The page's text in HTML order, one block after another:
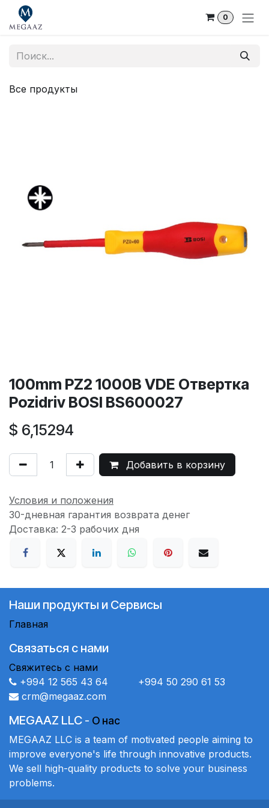
Skip to Content
0
Все продукты
100mm PZ2 1000В VDE Отвертка
Pozidriv BOSI BS600027
$ 6,15294
Добавить в корзину
Условия и положения
30-дневная гарантия возврата денег
Доставка: 2-3 рабочих дня
Наши продукты и Сервисы
Главная
Связаться с нами
Свяжитесь с нами
+994 12 565 43 64 +994 50 290 61 53
crm@megaaz.com
MEGAAZ LLC - О нас
MEGAAZ LLC is a team of motivated people aiming to
improve everyone's life through innovative products.
We sell high-quality products to solve your business
problems.